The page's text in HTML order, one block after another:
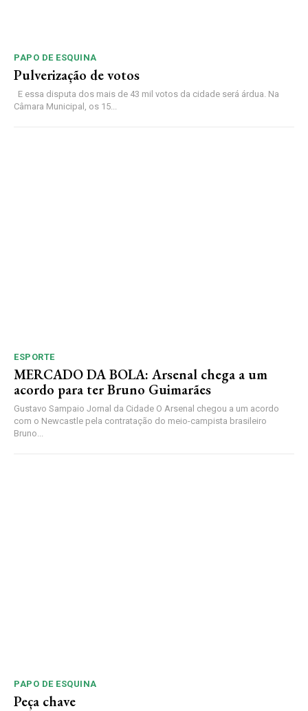
PAPO DE ESQUINA
Pulverização de votos
E essa disputa dos mais de 43 mil votos da cidade será árdua. Na
Câmara Municipal, os 15...
ESPORTE
MERCADO DA BOLA: Arsenal chega a um
acordo para ter Bruno Guimarães
Gustavo Sampaio Jornal da Cidade O Arsenal chegou a um acordo
com o Newcastle pela contratação do meio-campista brasileiro
Bruno...
PAPO DE ESQUINA
Peça chave